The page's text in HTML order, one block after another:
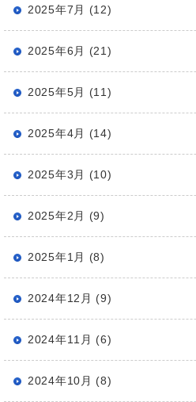
2025年7月 (12)
2025年6月 (21)
2025年5月 (11)
2025年4月 (14)
2025年3月 (10)
2025年2月 (9)
2025年1月 (8)
2024年12月 (9)
2024年11月 (6)
2024年10月 (8)